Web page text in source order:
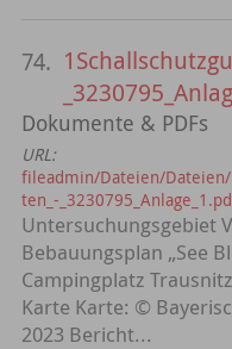
74.
Dokumente & PDFs
URL:
fileadmin/Dateien/Dateien/
ten_-
Untersuchungsgebiet
Bebauungsplan „See
Campingplatz
Karte Karte: ©
2023 Bericht...